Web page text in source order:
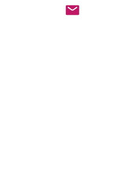
Ihre IP-Adresse und